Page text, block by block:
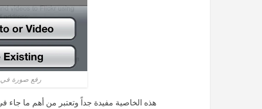
رفع صورة في
هذه الخاصية مفيدة جداً وتعتبر من أهم ما جاء